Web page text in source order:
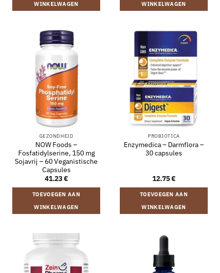
WINKELWAGEN WINKELWAGEN
GEZONDHEID
NOW Foods –
Fosfatidylserine, 150 mg
Sojavrij – 60 Veganistische
Capsules
41.23€
TOEVOEGEN AAN
WINKELWAGEN
PROBIOTICA
Enzymedica – Darmflora –
30 capsules
12.75€
TOEVOEGEN AAN
WINKELWAGEN